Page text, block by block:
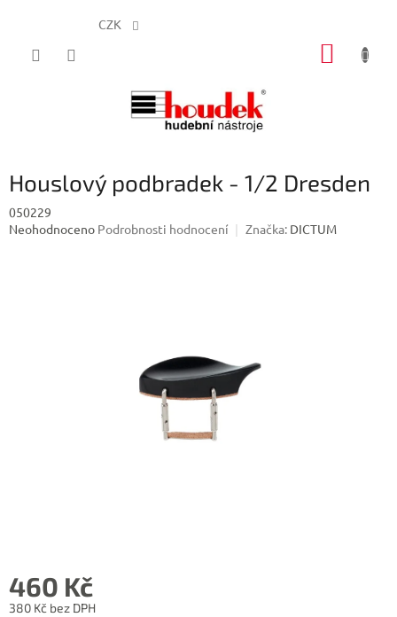
CZK
Houslový podbradek - 1/2 Dresden
050229
Průměrné
Neohodnoceno Podrobnosti hodnocení Značka: DICTUM
460 Kč
380 Kč bez DPH